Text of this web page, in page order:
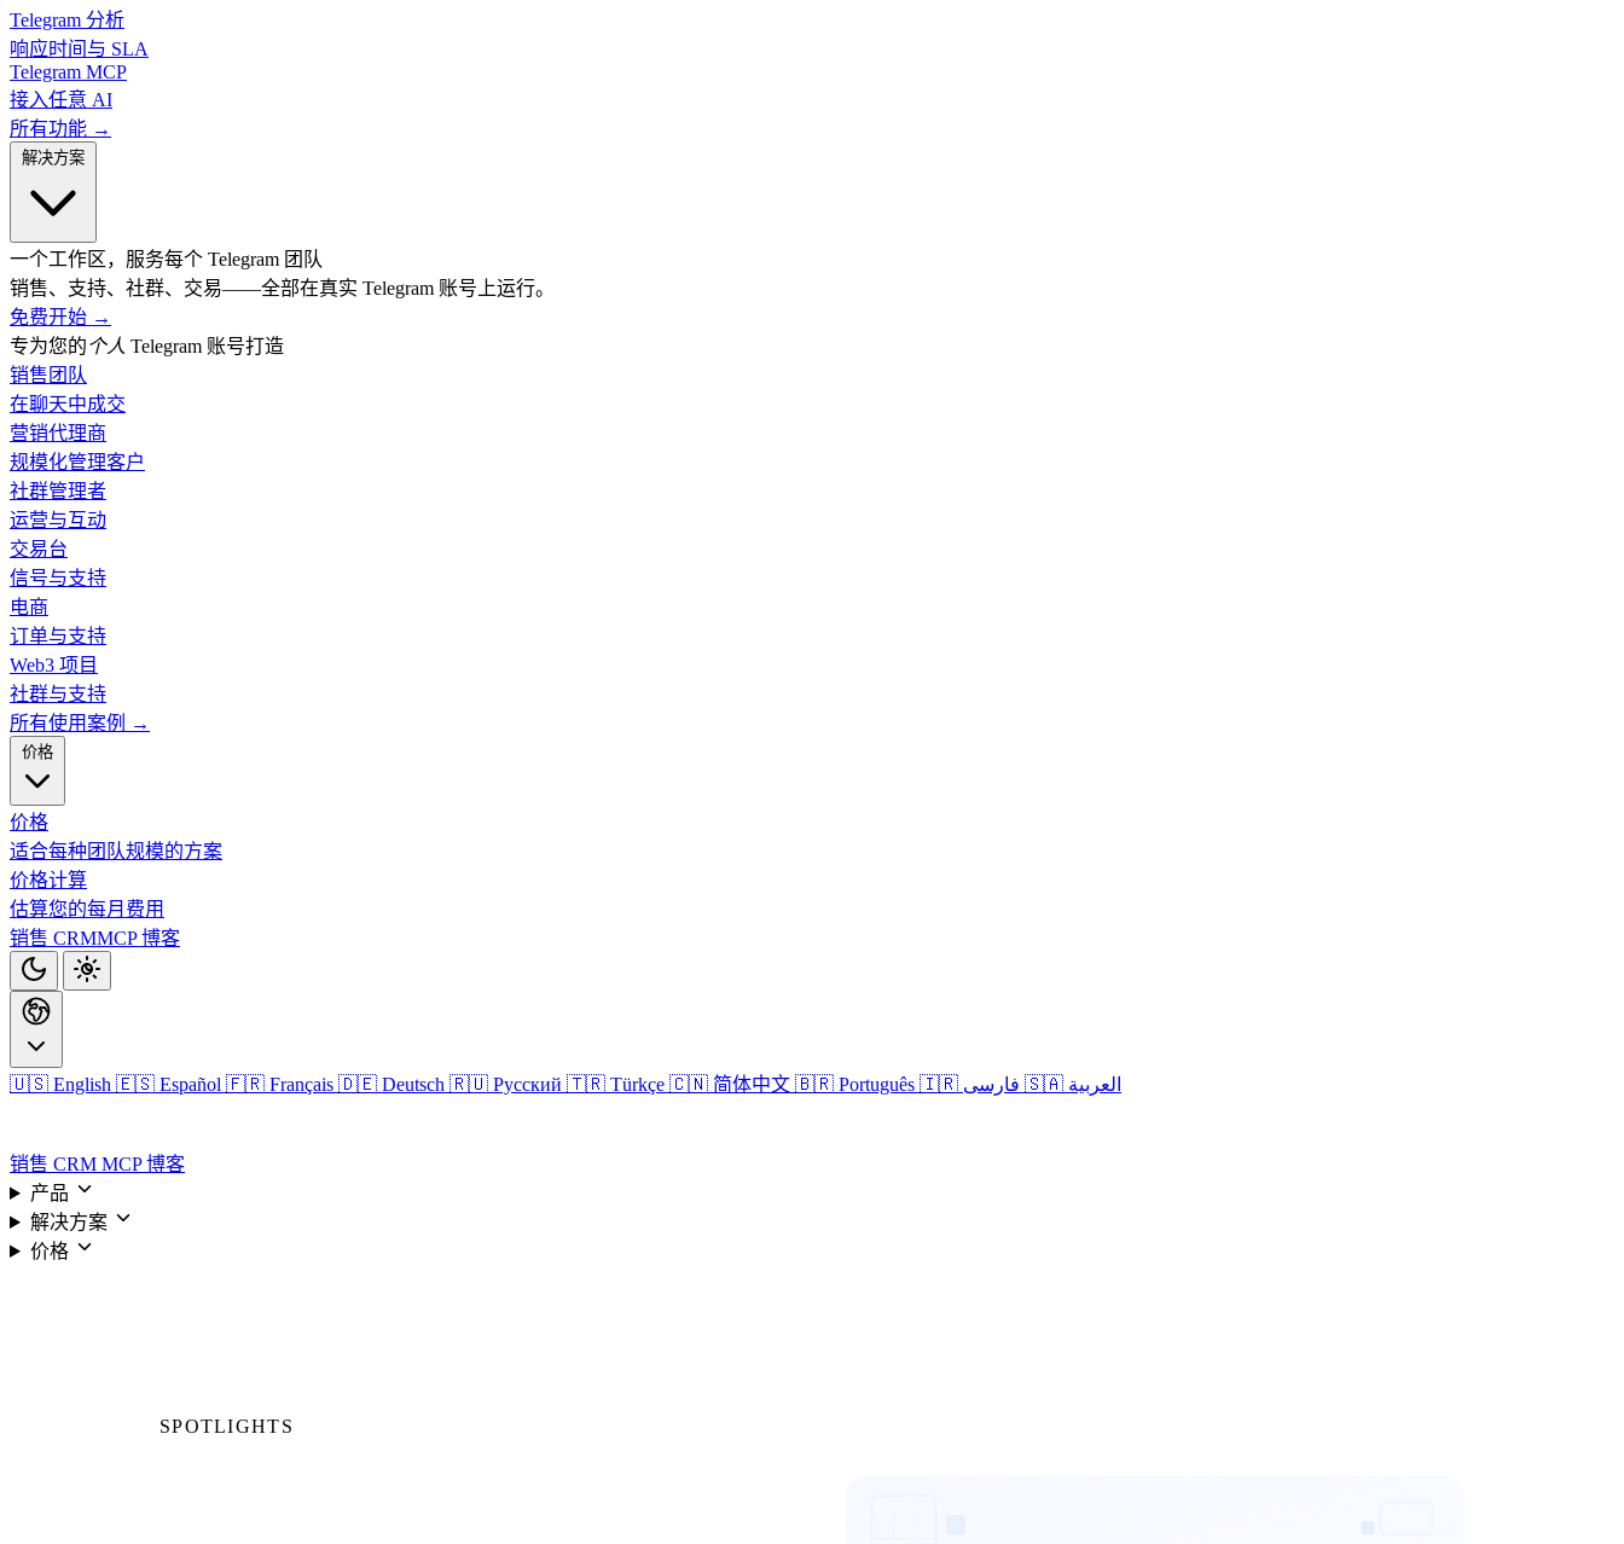
Telegram 分析
响应时间与 SLA
Telegram MCP
接入任意 AI
所有功能 →
解决方案
一个工作区，服务每个 Telegram 团队
销售、支持、社群、交易——全部在真实 Telegram 账号上运行。
免费开始 →
专为您的个人 Telegram 账号打造
销售团队
在聊天中成交
营销代理商
规模化管理客户
社群管理者
运营与互动
交易台
信号与支持
电商
订单与支持
Web3 项目
社群与支持
所有使用案例 →
价格
价格
适合每种团队规模的方案
价格计算
估算您的每月费用
销售 CRMMCP博客
🇺🇸 English 🇪🇸 Español 🇫🇷 Français 🇩🇪 Deutsch 🇷🇺 Русский 🇹🇷 Türkçe 🇨🇳 简体中文 🇧🇷 Português
🇸🇦 العربية
销售 CRM MCP博客
产品
解决方案
价格
SPOTLIGHTS